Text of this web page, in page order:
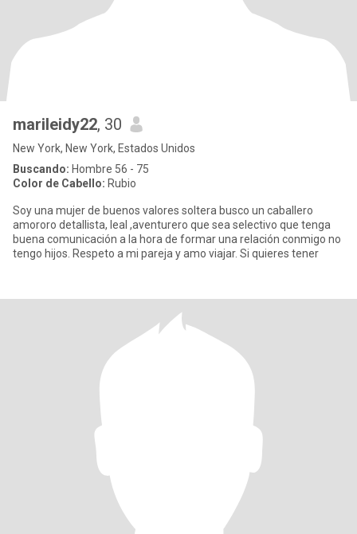
marileidy22, 30
New York, New York, Estados Unidos
Buscando: Hombre 56 - 75
Color de Cabello: Rubio
Soy una mujer de buenos valores soltera busco un caballero
amororo detallista, leal ,aventurero que sea selectivo que tenga
buena comunicación a la hora de formar una relación conmigo no
tengo hijos. Respeto a mi pareja y amo viajar. Si quieres tener